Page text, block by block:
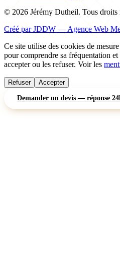
© 2026 Jérémy Dutheil. Tous droits
Créé par JDDW — Agence Web
Ce site utilise des cookies de
pour comprendre sa fréquentation
accepter ou les refuser. Voir les
Refuser Accepter
Demander un devis — réponse